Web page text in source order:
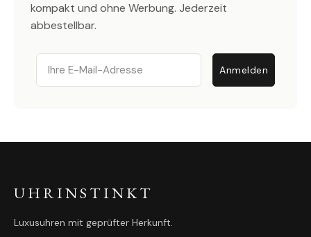
kompakt und ohne Werbung. Jederzeit
abbestellbar.
Email
Anmelden
UHRINSTINKT
Luxusuhren mit geprüfter Herkunft.